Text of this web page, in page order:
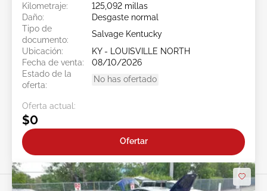
Kilometraje:
125,092 millas
Daño:
Desgaste normal
Tipo de
documento:
Salvage Kentucky
Ubicación:
KY - LOUISVILLE NORTH
Fecha de venta:
08/10/2026
Estado de la
oferta:
No has ofertado
Oferta actual:
$0
Ofertar